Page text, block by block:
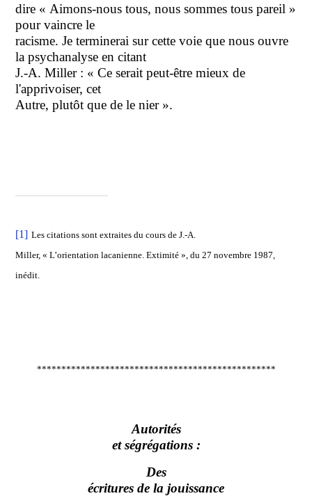
dire « Aimons-nous tous, nous sommes tous pareil »
pour vaincre le
racisme. Je terminerai sur cette voie que nous ouvre
la psychanalyse en citant
J.-A. Miller : « Ce serait peut-être mieux de
l'apprivoiser, cet
Autre, plutôt que de le nier ».
[1] Les citations sont extraites du cours de J.-A.
Miller, « L’orientation lacanienne. Extimité », du 27 novembre 1987,
inédit.
*************************************************
Autorités
et ségrégations :
Des
écritures de la jouissance